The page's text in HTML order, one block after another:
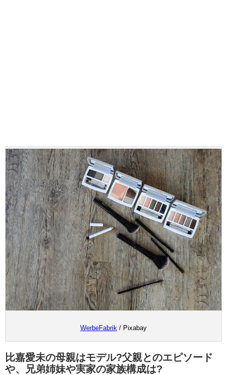
WerbeFabrik / Pixabay
比嘉愛未の母親はモデル?父親とのエピソード
や、兄弟姉妹や実家の家族構成は?